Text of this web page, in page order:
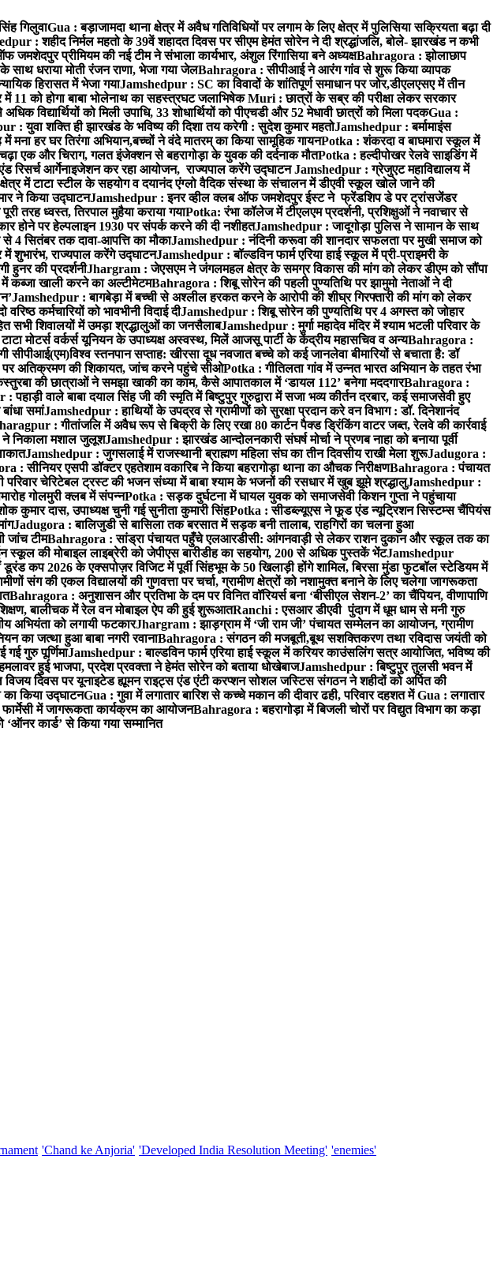
गिलुवाGua : बड़ाजामदा थाना क्षेत्र में अवैध गतिविधियों पर लगाम के लिए क्षेत्र में पुलिसिया सक्रियता बढ़ा दी
: शहीद निर्मल महतो के 39वें शहादत दिवस पर सीएम हेमंत सोरेन ने दी श्रद्धांजलि, बोले- झारखंड न कभी
प्रीमियम की नई टीम ने संभाला कार्यभार, अंशुल रिंगासिया बने अध्यक्षBahragora : झोलाछाप
धराया मोती रंजन राणा, भेजा गया जेलBahragora : सीपीआई ने आरंग गांव से शुरू किया व्यापक
हिरासत में भेजा गयाJamshedpur : SC का विवादों के शांतिपूर्ण समाधान पर जोर,डीएलएसए में तीन
को होगा बाबा भोलेनाथ का सहस्त्रघट जलाभिषेकMuri : छात्रों के सब्र की परीक्षा लेकर सरकार
विद्यार्थियों को मिली उपाधि, 33 शोधार्थियों को पीएचडी और 52 मेधावी छात्रों को मिला पदकGua :
: युवा शक्ति ही झारखंड के भविष्य की दिशा तय करेगी : सुदेश कुमार महतोJamshedpur : बर्मामाइंस
हर घर तिरंगा अभियान,बच्चों ने वंदे मातरम् का किया सामूहिक गायनPotka : शंकरदा व बाघमारा स्कूल में
एक और चिराग, गलत इंजेक्शन से बहरागोड़ा के युवक की दर्दनाक मौतPotka : हल्दीपोखर रेलवे साइडिंग में
रिसर्च आर्गेनाइजेशन कर रहा आयोजन, राज्यपाल करेंगे उद्घाटनJamshedpur : ग्रेजुएट महाविद्यालय में
में टाटा स्टील के सहयोग व दयानंद एंग्लो वैदिक संस्था के संचालन में डीएवी स्कूल खोले जाने की
ने किया उद्घाटनJamshedpur : इनर व्हील क्लब ऑफ जमशेदपुर ईस्ट ने फ्रेंडशिप डे पर ट्रांसजेंडर
तरह ध्वस्त, तिरपाल मुहैया कराया गयाPotka: रंभा कॉलेज में टीएलएम प्रदर्शनी, प्रशिक्षुओं ने नवाचार से
होने पर हेल्पलाइन 1930 पर संपर्क करने की दी नशीहतJamshedpur : जादूगोड़ा पुलिस ने सामान के साथ
4 सितंबर तक दावा-आपत्ति का मौकाJamshedpur : नंदिनी करूवा की शानदार सफलता पर मुखी समाज को
शुभारंभ, राज्यपाल करेंगे उद्घाटनJamshedpur : बॉल्डविन फार्म एरिया हाई स्कूल में प्री-प्राइमरी के
हुनर की प्रदर्शनीJhargram : जेएसएम ने जंगलमहल क्षेत्र के समग्र विकास की मांग को लेकर डीएम को सौंपा
कब्जा खाली करने का अल्टीमेटमBahragora : शिबू सोरेन की पहली पुण्यतिथि पर झामुमो नेताओं ने दी
Jamshedpur : बागबेड़ा में बच्ची से अश्लील हरकत करने के आरोपी की शीघ्र गिरफ्तारी की मांग को लेकर
कर्मचारियों को भावभीनी विदाई दीJamshedpur : शिबू सोरेन की पुण्यतिथि पर 4 अगस्त को जोहार
सभी शिवालयों में उमड़ा श्रद्धालुओं का जनसैलाबJamshedpur : मुर्गा महादेव मंदिर में श्याम भटली परिवार के
मोटर्स वर्कर्स यूनियन के उपाध्यक्ष अस्वस्थ, मिलें आजसू पार्टी के केंद्रीय महासचिव व अन्यBahragora :
सीपीआई(एम)विश्व स्तनपान सप्ताह: खीरसा दूध नवजात बच्चे को कई जानलेवा बीमारियों से बचाता है: डॉ
पर अतिक्रमण की शिकायत, जांच करने पहुंचे सीओPotka : गीतिलता गांव में उन्नत भारत अभियान के तहत रंभा
की छात्राओं ने समझा खाकी का काम, कैसे आपातकाल में ‘डायल 112’ बनेगा मददगारBahragora :
पहाड़ी वाले बाबा दयाल सिंह जी की स्मृति में बिष्टुपुर गुरुद्वारा में सजा भव्य कीर्तन दरबार, कई समाजसेवी हुए
समांJamshedpur : हाथियों के उपद्रव से ग्रामीणों को सुरक्षा प्रदान करे वन विभाग : डॉ. दिनेशानंद
: गीतांजलि में अवैध रूप से बिक्री के लिए रखा 80 कार्टन पैक्ड ड्रिंकिंग वाटर जब्त, रेलवे की कार्रवाई
ने निकाला मशाल जुलूशJamshedpur : झारखंड आन्दोलनकारी संघर्ष मोर्चा ने प्रणब नाहा को बनाया पूर्वी
Jamshedpur : जुगसलाई में राजस्थानी ब्राह्मण महिला संघ का तीन दिवसीय राखी मेला शुरूJadugora :
: सीनियर एसपी डॉक्टर एहतेशाम वकारिब ने किया बहरागोड़ा थाना का औचक निरीक्षणBahragora : पंचायत
परिवार चेरिटेबल ट्रस्ट की भजन संध्या में बाबा श्याम के भजनों की रसधार में खुब झूमे श्रद्धालुJamshedpur :
गोलमुरी क्लब में संपन्नPotka : सड़क दुर्घटना में घायल युवक को समाजसेवी किशन गुप्ता ने पहुंचाया
कुमार दास, उपाध्यक्ष चुनी गई सुनीता कुमारी सिंहPotka : सीडब्ल्यूएस ने फूड एंड न्यूट्रिशन सिस्टम्स चैंपियंस
Jadugora : बालिजुडी से बासिला तक बरसात में सड़क बनी तालाब, राहगिरों का चलना हुआ
जांच टीमBahragora : सांड्रा पंचायत पहुँचे एलआरडीसी: आंगनवाड़ी से लेकर राशन दुकान और स्कूल तक का
स्कूल की मोबाइल लाइब्रेरी को जेपीएस बारीडीह का सहयोग, 200 से अधिक पुस्तकें भेंटJamshedpur
कप 2026 के एक्सपोज़र विजिट में पूर्वी सिंहभूम के 50 खिलाड़ी होंगे शामिल, बिरसा मुंडा फुटबॉल स्टेडियम में
संग की एकल विद्यालयों की गुणवत्ता पर चर्चा, ग्रामीण क्षेत्रों को नशामुक्त बनाने के लिए चलेगा जागरूकता
Bahragora : अनुशासन और प्रतिभा के दम पर विनित वॉरियर्स बना ‘बीसीएल सेशन-2’ का चैंपियन, वीणापाणि
बालीचक में रेल वन मोबाइल ऐप की हुई शुरूआतRanchi : एसआर डीएवी पुंदाग में धूम धाम से मनी गुरु
अभियंता को लगायी फटकारJhargram : झाड़ग्राम में ‘जी राम जी’ पंचायत सम्मेलन का आयोजन, ग्रामीण
का जत्था हुआ बाबा नगरी रवानाBahragora : संगठन की मजबूती,बूथ सशक्तिकरण तथा रविदास जयंती को
गुरु पूर्णिमाJamshedpur : बाल्डविन फार्म एरिया हाई स्कूल में करियर काउंसलिंग सत्र आयोजित, भविष्य की
हुई भाजपा, प्रदेश प्रवक्ता ने हेमंत सोरेन को बताया धोखेबाजJamshedpur : बिष्टुपुर तुलसी भवन में
दिवस पर यूनाइटेड ह्यूमन राइट्स एंड एंटी करप्शन सोशल जस्टिस संगठन ने शहीदों को अर्पित की
किया उद्घाटनGua : गुवा में लगातार बारिश से कच्चे मकान की दीवार ढही, परिवार दहशत मेंGua : लगातार
में जागरूकता कार्यक्रम का आयोजनBahragora : बहरागोड़ा में बिजली चोरों पर विद्युत विभाग का कड़ा
‘ऑनर कार्ड’ से किया गया सम्मानित
'Chand ke Anjoria' 'Developed India Resolution Meeting' 'enemies'